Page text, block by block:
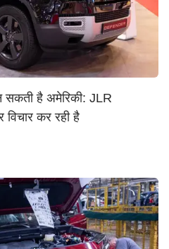
है अमेरिकी: JLR
कर रही है